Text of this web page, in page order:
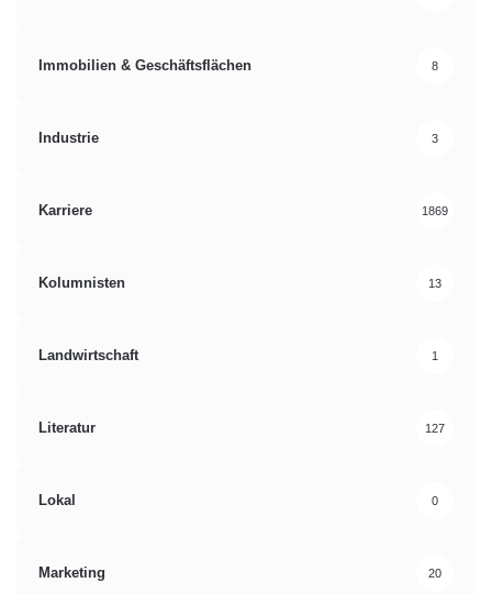
Immobilien & Geschäftsflächen 8
Industrie 3
Karriere 1869
Kolumnisten 13
Landwirtschaft 1
Literatur 127
Lokal 0
Marketing 20